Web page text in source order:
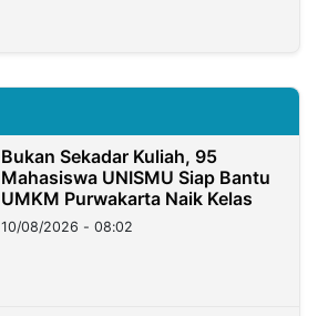
Bukan Sekadar Kuliah, 95
Mahasiswa UNISMU Siap Bantu
UMKM Purwakarta Naik Kelas
10/08/2026 - 08:02